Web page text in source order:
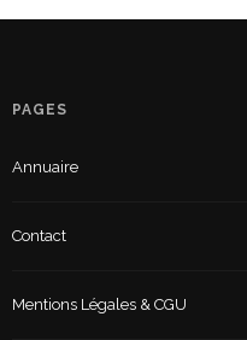
PAGES
Annuaire
Contact
Mentions Légales & CGU